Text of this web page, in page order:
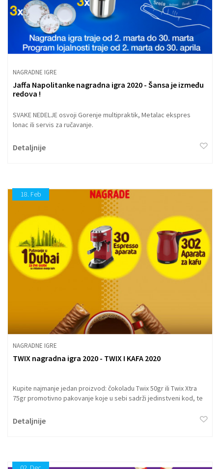
NAGRADNE IGRE
Jaffa Napolitanke nagradna igra 2020 - Šansa je između
redova !
SVAKE NEDELJE osvoji Gorenje multipraktik, Metalac ekspres
lonac ili servis za ručavanje.
Detaljnije
18. Feb
NAGRADNE IGRE
TWIX nagradna igra 2020 - TWIX I KAFA 2020
Kupite najmanje jedan proizvod: čokoladu Twix 50gr ili Twix Xtra
75gr promotivno pakovanje koje u sebi sadrži jedinstveni kod, te
i u toku nagradne igre postupi na jedan od sledeća dva načina
Detaljnije